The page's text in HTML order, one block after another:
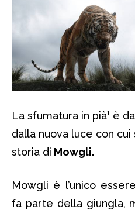
La sfumatura in pià¹ è
dalla nuova luce con
storia di Mowgli.
Mowgli è l’unico
fa parte della giungla,